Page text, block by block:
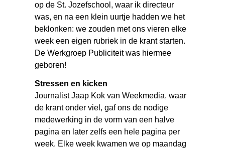
op de St. Jozefschool, waar ik directeur
was, en na een klein uurtje hadden we het
beklonken: we zouden met ons vieren elke
week een eigen rubriek in de krant starten.
De Werkgroep Publiciteit was hiermee
geboren!
Stressen en kicken
Journalist Jaap Kok van Weekmedia, waar
de krant onder viel, gaf ons de nodige
medewerking in de vorm van een halve
pagina en later zelfs een hele pagina per
week. Elke week kwamen we op maandag